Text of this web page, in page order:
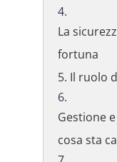
La
fortuna
Il ruolo
Gestione
cosa sta